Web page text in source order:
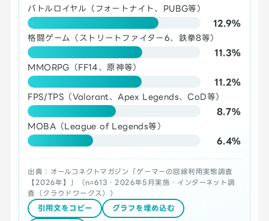
バトルロイヤル（フォートナイト、PUBG等）
12.9%
格闘ゲーム（ストリートファイター6、鉄拳8等）
11.3%
MMORPG（FF14、原神等）
11.2%
FPS/TPS（Valorant、Apex Legends、CoD等）
8.7%
MOBA（League of Legends等）
6.4%
出典：オールコネクトマガジン「ゲーマーの回線利用実態調査
【2026年】」（n=613・2026年5月実施・インターネット調
査（クラウドワークス））
引用文をコピー グラフを埋め込む